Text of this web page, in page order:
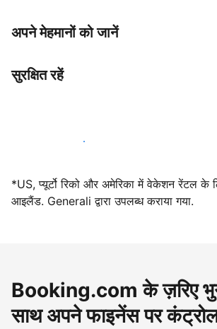
अपने मेहमानों को जानें
सुरक्षित रहें
आज ही हमारे साथ मेजबानी करें
*US, प्यूर्टो रिको और अमेरिका में वेकेशन रेंटल के
आइलैंड. Generali द्वारा उपलब्ध कराया गया.
Booking.com के ज़रिए
साथ अपने फाइनेंस पर